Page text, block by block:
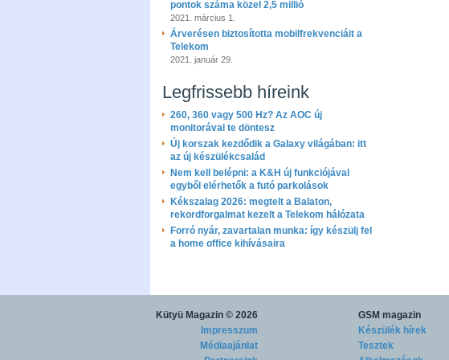
pontok száma közel 2,5 millió
2021. március 1.
Árverésen biztosította mobilfrekvenciáit a
Telekom
2021. január 29.
Legfrissebb híreink
260, 360 vagy 500 Hz? Az AOC új
monitorával te döntesz
Új korszak kezdődik a Galaxy világában: itt
az új készülékcsalád
Nem kell belépni: a K&H új funkciójával
egyből elérhetők a futó parkolások
Kékszalag 2026: megtelt a Balaton,
rekordforgalmat kezelt a Telekom hálózata
Forró nyár, zavartalan munka: így készülj fel
a home office kihívásaira
Kütyü Magazin © 2026
Impresszum
Médiaajánlat
GSM magazin
Készülék hírek
Tesztek